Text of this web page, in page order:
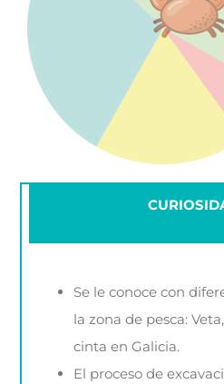
Se le conoce con
la zona de pesca:
cinta en Galicia.
El proceso de